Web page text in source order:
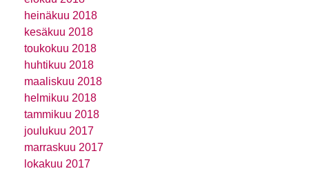
heinäkuu 2018
kesäkuu 2018
toukokuu 2018
huhtikuu 2018
maaliskuu 2018
helmikuu 2018
tammikuu 2018
joulukuu 2017
marraskuu 2017
lokakuu 2017